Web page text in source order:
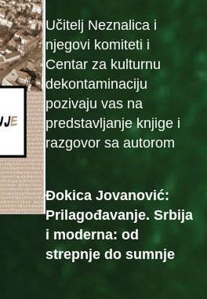
Učitelj Neznalica i
njegovi komiteti i
Centar za kulturnu
dekontaminaciju
pozivaju vas na
predstavljanje knjige i
razgovor sa autorom
Đokica Jovanović:
Prilagođavanje. Srbija
i moderna: od
strepnje do sumnje